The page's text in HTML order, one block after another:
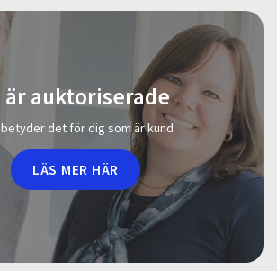
är auktoriserade
betyder det för dig som är kund
LÄS MER HÄR